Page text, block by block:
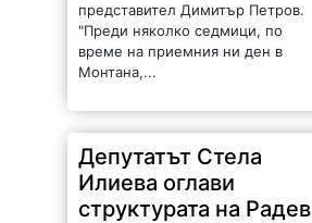
представител Димитър Петров.
"Преди няколко седмици, по
време на приемния ни ден в
Монтана,...
Депутатът Стела
Илиева оглави
структурата на Радев